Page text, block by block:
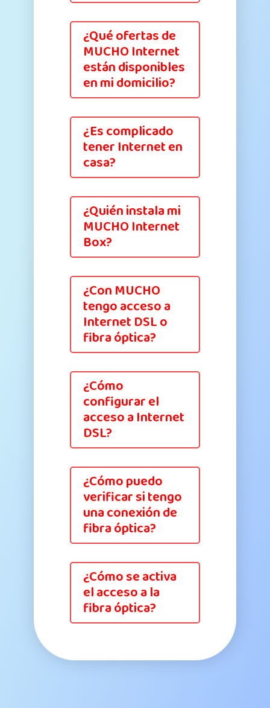
¿Qué ofertas de
MUCHO Internet
están disponibles
en mi domicilio?
¿Es complicado
tener Internet en
casa?
¿Quién instala mi
MUCHO Internet
Box?
¿Con MUCHO
tengo acceso a
Internet DSL o
fibra óptica?
¿Cómo
configurar el
acceso a Internet
DSL?
¿Cómo puedo
verificar si tengo
una conexión de
fibra óptica?
¿Cómo se activa
el acceso a la
fibra óptica?